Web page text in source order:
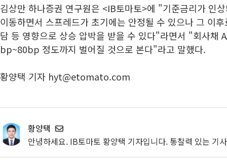
김상만 하나증권 연구원은 <IB토마토>에 "기준금리가 인
이동하면서 스프레드가 초기에는 안정될 수 있으나 그 이
담 등 영향으로 상승 압박을 받을 수 있다"라면서 "회사채
bp~80bp 정도까지 벌어질 것으로 본다"라고 말했다.
황양택 기자 hyt@etomato.com
황양택
안녕하세요. IB토마토 황양택 기자입니다. 통찰력 있는 기